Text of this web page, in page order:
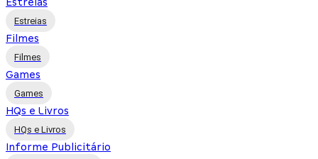
Estreias
Filmes
Filmes
Games
Games
HQs e Livros
HQs e Livros
Informe Publicitário